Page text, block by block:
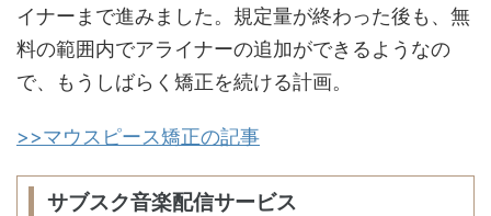
イナーまで進みました。規定量が終わった後も、無
料の範囲内でアライナーの追加ができるようなの
で、もうしばらく矯正を続ける計画。
>>マウスピース矯正の記事
サブスク音楽配信サービス